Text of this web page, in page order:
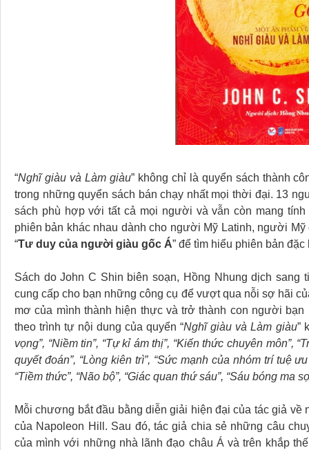
“Nghĩ giàu và Làm giàu” không chỉ là quyển sách thành
trong những quyển sách bán chạy nhất mọi thời đại. 13
sách phù hợp với tất cả mọi người và vẫn còn mang
phiên bản khác nhau dành cho người Mỹ Latinh, người
“Tư duy của người giàu gốc Á” để tìm hiểu phiên bản
Sách do John C Shin biên soạn, Hồng Nhung dịch sang
cung cấp cho bạn những công cụ để vượt qua nỗi sợ hãi
mơ của mình thành hiện thực và trở thành con người
theo trình tự nội dung của quyển “Nghĩ giàu và Làm giàu”
vọng”, “Niềm tin”, “Tự kỉ ám thị”, “Kiến thức chuyên môn”,
quyết đoán”, “Lòng kiên trì”, “Sức mạnh của nhóm trí tuệ
“Tiềm thức”, “Não bộ”, “Giác quan thứ sáu”, “Sáu bóng ma
Mỗi chương bắt đầu bằng diễn giải hiện đại của tác giả về
của Napoleon Hill. Sau đó, tác giả chia sẻ những câu
của mình với những nhà lãnh đạo châu Á và trên khắp